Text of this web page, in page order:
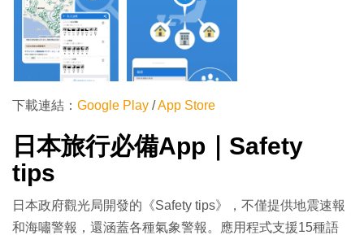
下載連結： Google Play /App Store
日本旅行必備App｜Safety
tips
日本政府觀光局開發的《Safety tips》，不僅提供地震速報
和海嘯警報，還涵蓋各種氣象警報。應用程式支援15種語